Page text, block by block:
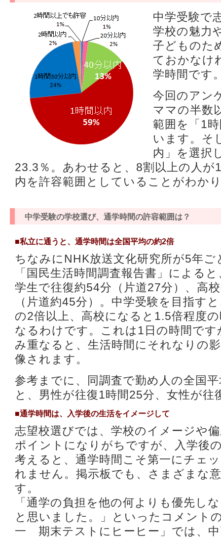
中学受験で
学校の魅力
子どものた
ておかなけ
学時間です
今回のアン
ママの半数
範囲を「1
います。そ
内」を選択
23.3％。あわせると、8割以上の人が
内を許容範囲としていることがわか
中学受験の学校選び、通学時間の許容範囲は？
■私立に通うと、通学時間は全国平均の約2倍
ちなみにNHK放送文化研究所が5年
「国民生活時間調査報告書」による
学生で往復約54分（片道27分）、高
（片道約45分）。中学受験を目指す
の2倍以上、高校になると1.5倍程度
なるわけです。これは1日の時間で
み重なると、生活時間にそれなりの
像されます。
参考までに、同調査で勤め人の全国
と、男性が往復1時間25分、女性が往
■通学時間は、入学後の生活をイメージして
志望校選びでは、学校のイメージや
ポイントになりがちですが、入学後
考えると、通学時間こそ第一にチェ
れません。掲示板でも、さまざまな
す。
「通学の負担を他の何よりも優先し
と思いました。」といったコメント
一 期末テストにヒーヒー」では、中